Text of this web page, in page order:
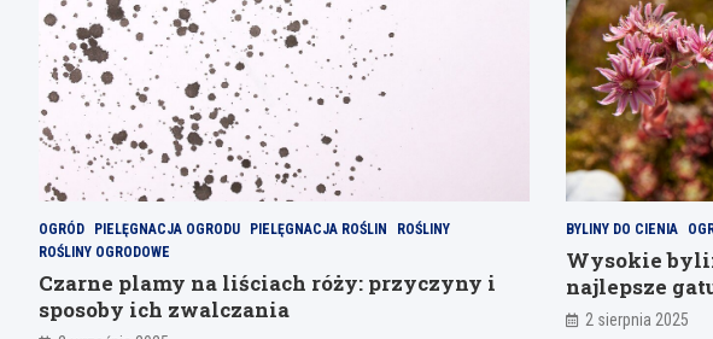
OGRÓD PIELĘGNACJA OGRODU PIELĘGNACJA ROŚLIN
ROŚLINY
ROŚLINY OGRODOWE
Czarne plamy na liściach róży: przyczyny i
sposoby ich zwalczania
BYLINY DO CIENIA
Wysokie
najlepsze
2 sierpnia 2025